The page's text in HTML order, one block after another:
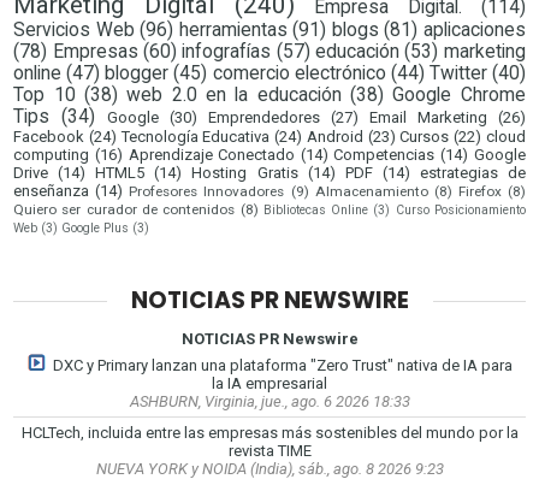
Empresa Digital.
(114)
Servicios Web (96) herramientas (91) blogs (81) aplicaciones
(78) Empresas (60) infografías (57) educación (53) marketing
online (47) blogger (45) comercio electrónico (44) Twitter (40)
Top 10 (38) web 2.0 en la educación (38) Google Chrome
Tips
(34) Google (30) Emprendedores (27) Email Marketing
(26)
Facebook (24) Tecnología Educativa (24) Android (23) Cursos (22) cloud
computing (16) Aprendizaje Conectado (14) Competencias (14) Google
Drive (14) HTML5 (14) Hosting Gratis (14) PDF (14) estrategias de
enseñanza (14) Profesores Innovadores (9) Almacenamiento (8) Firefox (8)
Quiero ser curador de contenidos (8) Bibliotecas Online (3) Curso Posicionamiento
Web (3) Google Plus (3)
NOTICIAS PR NEWSWIRE
NOTICIAS PR Newswire
DXC y Primary lanzan una plataforma "Zero Trust" nativa de IA para
la IA empresarial
ASHBURN, Virginia, jue., ago. 6 2026 18:33
HCLTech, incluida entre las empresas más sostenibles del mundo por la
revista TIME
NUEVA YORK y NOIDA (India), sáb., ago. 8 2026 9:23